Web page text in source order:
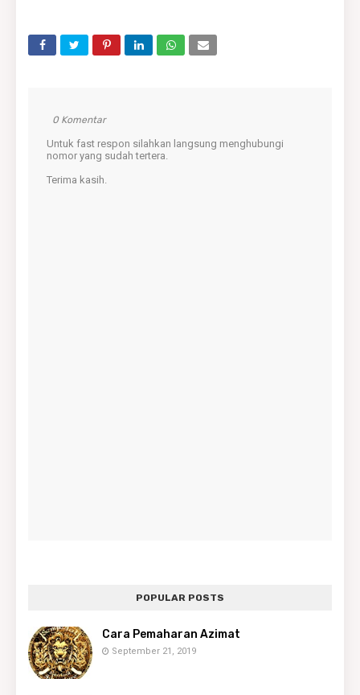
0 Komentar
Untuk fast respon silahkan langsung menghubungi
nomor yang sudah tertera.
Terima kasih.
POPULAR POSTS
Cara Pemaharan Azimat
September 21, 2019